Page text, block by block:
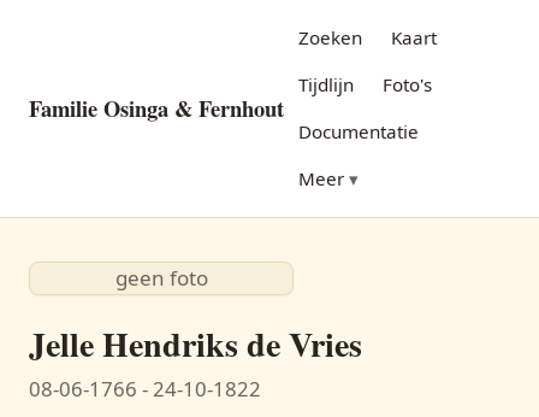
Familie Osinga & Fernhout
Zoeken
Kaart
Tijdlijn
Foto's
Documentatie
Meer
geen foto
Jelle Hendriks de Vries
08-06-1766 - 24-10-1822